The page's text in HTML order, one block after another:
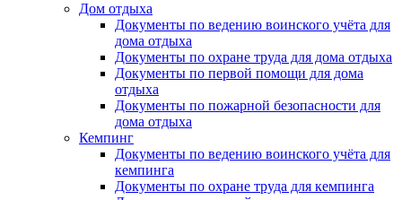
Дом отдыха
Документы по ведению воинского учёта для
дома отдыха
Документы по охране труда для дома отдыха
Документы по первой помощи для дома
отдыха
Документы по пожарной безопасности для
дома отдыха
Кемпинг
Документы по ведению воинского учёта для
кемпинга
Документы по охране труда для кемпинга